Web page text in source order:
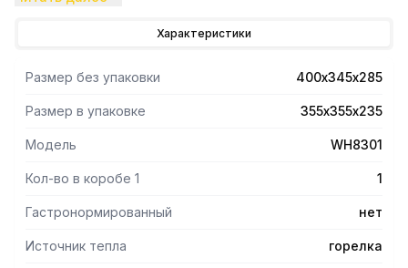
доступа к электросети. Съемная крышка. Изготовлен изХарактеристики
Размер без упаковки 400х345х285
Размер в упаковке 355х355х235
Модель WH8301
Кол-во в коробе 1 1
Гастронормированный нет
Источник тепла горелка